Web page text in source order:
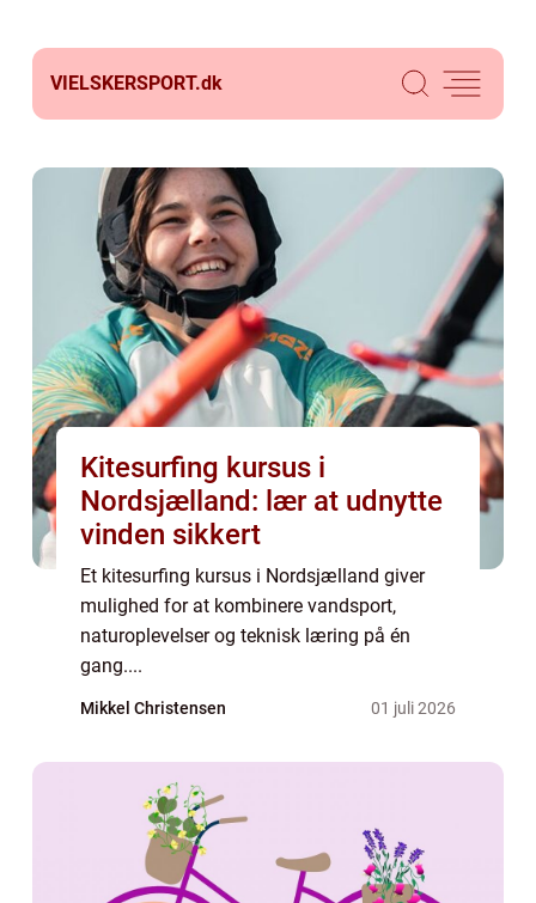
VIELSKERSPORT.dk
Kitesurfing kursus i
Nordsjælland: lær at udnytte
vinden sikkert
Et kitesurfing kursus i Nordsjælland giver
mulighed for at kombinere vandsport,
naturoplevelser og teknisk læring på én
gang....
Mikkel Christensen 01 juli 2026